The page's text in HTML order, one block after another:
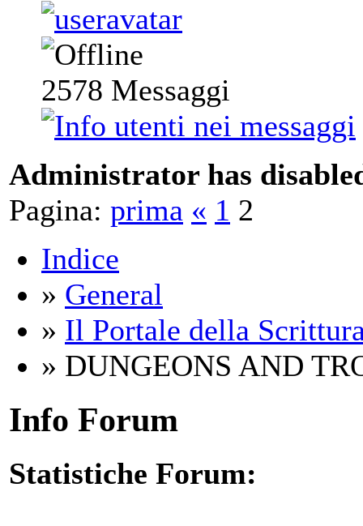
2578 Messaggi
Administrator has
Pagina: prima « 1 2
Indice
» General
» Il Portale della
» DUNGEONS AND
Info Forum
Statistiche Forum: